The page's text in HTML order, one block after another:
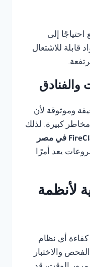
إلى
قابلة للاشتعال
وموثوقة لأن
كبيرة. لذلك
يعد أمرًا
لأنظمة
كفاءة أي نظام
والاختبار